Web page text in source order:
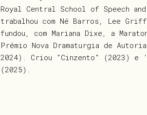
Royal Central School of Speech
trabalhou com Né Barros, Lee
fundou, com Mariana Dixe, a
Prémio Nova Dramaturgia de
2024). Criou "Cinzento" (2023) e
(2025).